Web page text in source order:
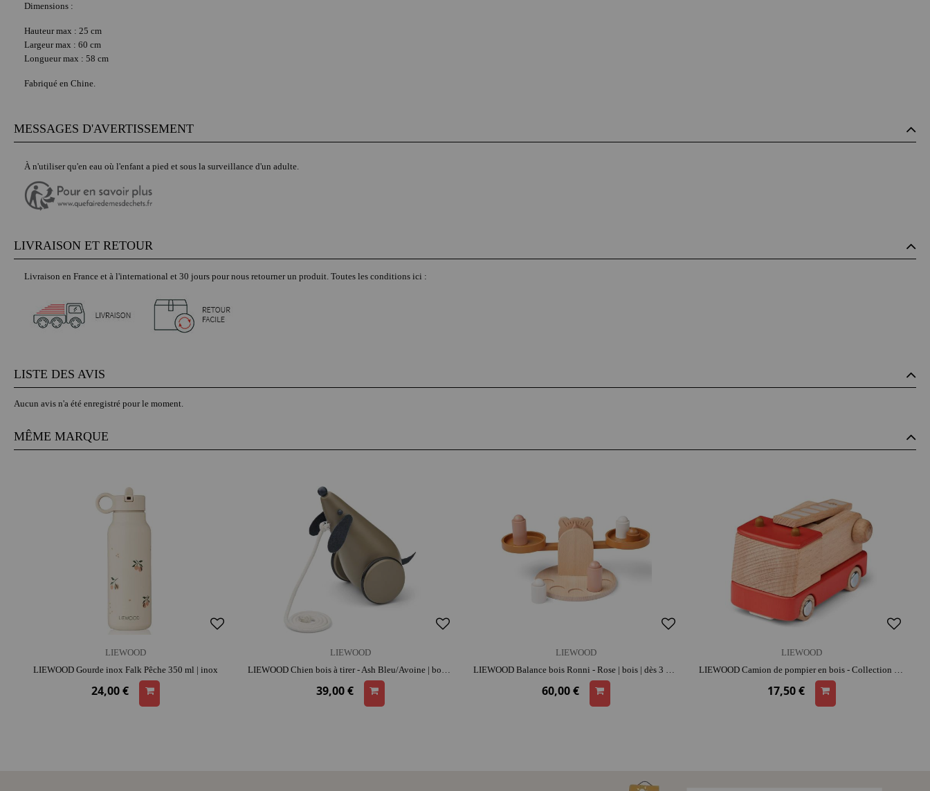
Dimensions :
Hauteur max : 25 cm
Largeur max : 60 cm
Longueur max : 58 cm
Fabriqué en Chine.
MESSAGES D'AVERTISSEMENT
À n'utiliser qu'en eau où l'enfant a pied et sous la surveillance d'un adulte.
LIVRAISON ET RETOUR
Livraison en France et à l'international et 30 jours pour nous retourner un produit. Toutes les conditions ici :
LISTE DES AVIS
Aucun avis n'a été enregistré pour le moment.
MÊME MARQUE
LIEWOOD
LIEWOOD Gourde inox Falk Pêche 350 ml | inox
24,00 €
LIEWOOD
39,00 €
LIEWOOD
60,00 €
LIEWOOD
17,50 €